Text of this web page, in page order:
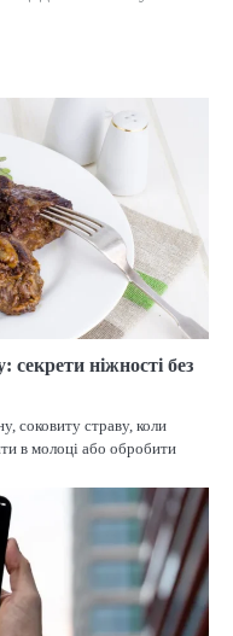
ніжності без
соковиту страву, коли
в молоці або обробити